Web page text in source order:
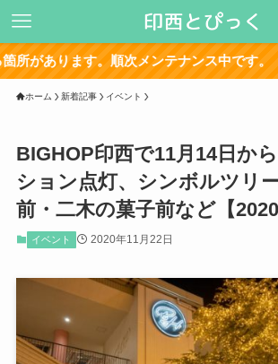
ホーム 新着記事 イベント
BIGHOP印西で11月14日か
ション点灯、シンボルツリ
前・二木の菓子前など【2020
イベント 2020年11月22日